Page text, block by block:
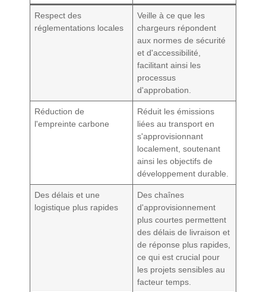
Respect des
réglementations locales
Veille à ce que les
chargeurs répondent
aux normes de sécurité
et d'accessibilité,
facilitant ainsi les
processus
d'approbation.
Réduction de
l'empreinte carbone
Réduit les émissions
liées au transport en
s'approvisionnant
localement, soutenant
ainsi les objectifs de
développement durable.
Des délais et une
logistique plus rapides
Des chaînes
d'approvisionnement
plus courtes permettent
des délais de livraison et
de réponse plus rapides,
ce qui est crucial pour
les projets sensibles au
facteur temps.